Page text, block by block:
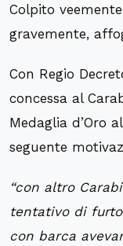
Colpito
gravemente,
Con Regio
concessa al
Medaglia d’Oro
seguente
“con altro
tentativo di
con barca